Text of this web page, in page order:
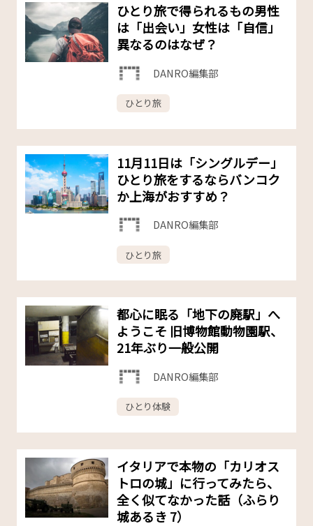
ひとり旅で得られるもの――男性
は「出会い」女性は「自信」
異なるのはなぜ？
DANRO編集部
ひとり旅
11月11日は「シングルデー」
ひとり旅をするならバンコク
か上海がおすすめ？
DANRO編集部
ひとり旅
都心に眠る「地下の廃駅」へ
ようこそ 旧博物館動物園駅、
21年ぶり一般公開
DANRO編集部
ひとり体験
イタリアで本物の「カリオス
トロの城」に行ってみたら、
全く似てなかった話（ふらり
城あるき 7）